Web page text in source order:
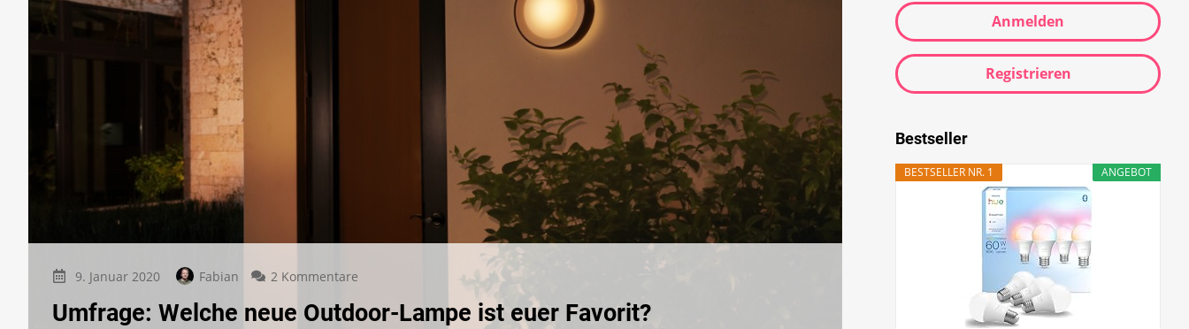
9. Januar 2020 Fabian 2 Kommentare
Welche
Umfrage: Welche neue Outdoor-Lampe ist euer Favorit?
Anmelden
Registrieren
Bestseller
ANGEBOT
BESTSELLER NR. 1